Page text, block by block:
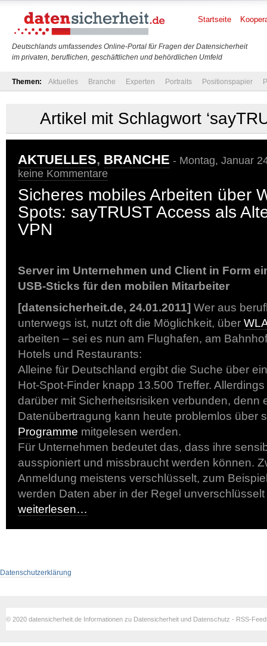
Deutschlands umfassendes Online-Portal für Fragen der Datensicherheit
im privaten, beruflichen, geschäftlichen und behördlichen Umfeld
Startseite
Themen: Aktuelles Branche Experten Portraits Positionspapier
Artikel mit Schlagwort
AKTUELLES, BRANCHE - Montag, Januar
keine Kommentare
Sicheres mobiles Arbeiten über
Spots: sayTRUST Access als
VPN
Server im Unternehmen und Client in Form
USB-Sticks für den mobilen Mitarbeiter
[datensicherheit.de, 24.01.2011] Wer aus
unterwegs ist, nutzt oft die Möglichkeit, über
arbeiten – sei es nun am Flughafen, am
Hotels und Restaurants:
Alleine für Deutschland ergibt die Suche über
Hot-Spot-Finder knapp 13.500 Treffer.
darüber mit Sicherheitsrisiken verbunden, denn
Datenübertragung kann heute problemlos über
Programme mitgelesen werden.
Für Unternehmen bedeutet das, dass ihre
ausspioniert und missbraucht werden können.
Anmeldung meistens verschlüsselt, zum
werden Daten aber in der Regel
weiterlesen…
Datenschutzerklärung
© 2020 datensicherheit.de Informationen zu Datensicherheit und Datenschutz - RSS-